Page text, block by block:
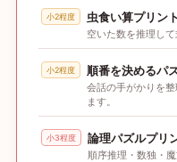
小2程度 虫食い算プリント
空いた数を推理し
小2程度 順番を決めるパ
会話の手がかりを
ます。
小3程度 論理パズルプリ
順序推理・数独・